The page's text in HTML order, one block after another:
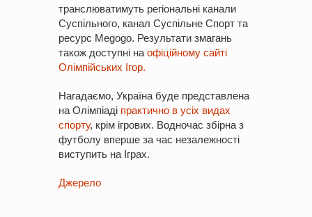
транслюватимуть регіональні канали
Суспільного, канал Суспільне Спорт та
ресурс Megogo. Результати змагань
також доступні на офіційному сайті
Олімпійських Ігор.
Нагадаємо, Україна буде представлена
на Олімпіаді практично в усіх видах
спорту, крім ігрових. Водночас збірна з
футболу вперше за час незалежності
виступить на Іграх.
Джерело